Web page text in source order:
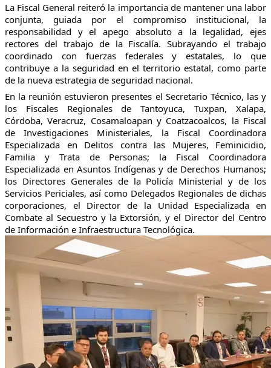
La Fiscal General reiteró la importancia de mantener una labor
conjunta, guiada por el compromiso institucional, la
responsabilidad y el apego absoluto a la legalidad, ejes
rectores del trabajo de la Fiscalía. Subrayando el trabajo
coordinado con fuerzas federales y estatales, lo que
contribuye a la seguridad en el territorio estatal, como parte
de la nueva estrategia de seguridad nacional.
En la reunión estuvieron presentes el Secretario Técnico, las y
los Fiscales Regionales de Tantoyuca, Tuxpan, Xalapa,
Córdoba, Veracruz, Cosamaloapan y Coatzacoalcos, la Fiscal
de Investigaciones Ministeriales, la Fiscal Coordinadora
Especializada en Delitos contra las Mujeres, Feminicidio,
Familia y Trata de Personas; la Fiscal Coordinadora
Especializada en Asuntos Indígenas y de Derechos Humanos;
los Directores Generales de la Policía Ministerial y de los
Servicios Periciales, así como Delegados Regionales de dichas
corporaciones, el Director de la Unidad Especializada en
Combate al Secuestro y la Extorsión, y el Director del Centro
de Información e Infraestructura Tecnológica.